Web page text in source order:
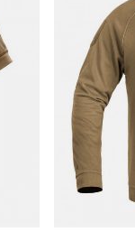
Confort
Coupe
Coloris